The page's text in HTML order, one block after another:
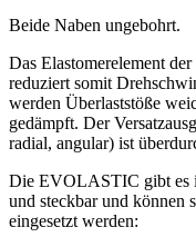
Beide Naben ungebohrt.
Das Elastomerelement
reduziert somit
werden Überlaststöße
gedämpft. Der
radial, angular) ist
Die EVOLASTIC gibt es
und steckbar und können
eingesetzt werden: